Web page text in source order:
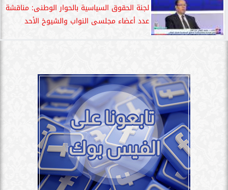
لجنة الحقوق السياسية بالحوار الوطنى: مناقشة
عدد أعضاء مجلسى النواب والشيوخ الأحد